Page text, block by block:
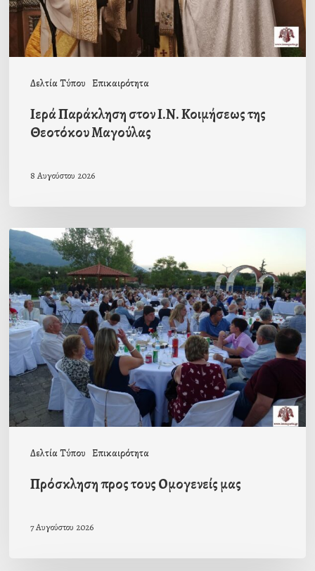
Δελτία Τύπου Επικαιρότητα
Θεοτόκου
Μαγούλας
Ιερά Παράκληση στον Ι.Ν. Κοιμήσεως της
Θεοτόκου Μαγούλας
8 Αυγούστου 2026
Δελτία Τύπου Επικαιρότητα
Πρόσκληση
προς
τους
Ομογενείς
μας
Πρόσκληση προς τους Ομογενείς μας
7 Αυγούστου 2026